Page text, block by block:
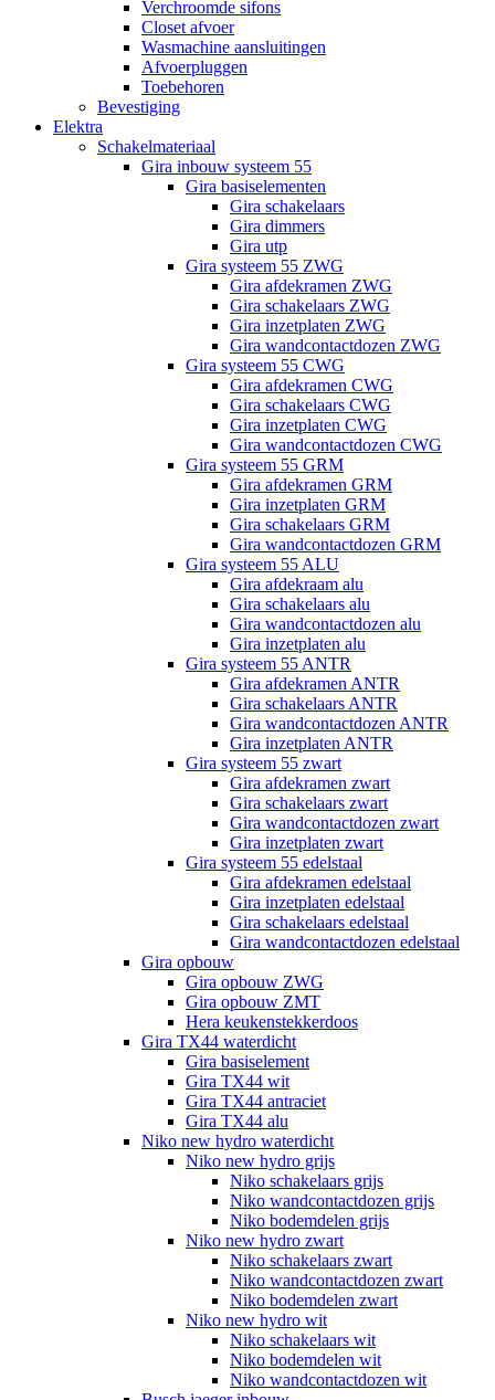
Verchroomde sifons
Closet afvoer
Wasmachine aansluitingen
Afvoerpluggen
Toebehoren
Bevestiging
Elektra
Schakelmateriaal
Gira inbouw systeem 55
Gira basiselementen
Gira schakelaars
Gira dimmers
Gira utp
Gira systeem 55 ZWG
Gira afdekramen ZWG
Gira schakelaars ZWG
Gira inzetplaten ZWG
Gira wandcontactdozen ZWG
Gira systeem 55 CWG
Gira afdekramen CWG
Gira schakelaars CWG
Gira inzetplaten CWG
Gira wandcontactdozen CWG
Gira systeem 55 GRM
Gira afdekramen GRM
Gira inzetplaten GRM
Gira schakelaars GRM
Gira wandcontactdozen GRM
Gira systeem 55 ALU
Gira afdekraam alu
Gira schakelaars alu
Gira wandcontactdozen alu
Gira inzetplaten alu
Gira systeem 55 ANTR
Gira afdekramen ANTR
Gira schakelaars ANTR
Gira wandcontactdozen ANTR
Gira inzetplaten ANTR
Gira systeem 55 zwart
Gira afdekramen zwart
Gira schakelaars zwart
Gira wandcontactdozen zwart
Gira inzetplaten zwart
Gira systeem 55 edelstaal
Gira afdekramen edelstaal
Gira inzetplaten edelstaal
Gira schakelaars edelstaal
Gira wandcontactdozen edelstaal
Gira opbouw
Gira opbouw ZWG
Gira opbouw ZMT
Hera keukenstekkerdoos
Gira TX44 waterdicht
Gira basiselement
Gira TX44 wit
Gira TX44 antraciet
Gira TX44 alu
Niko new hydro waterdicht
Niko new hydro grijs
Niko schakelaars grijs
Niko wandcontactdozen grijs
Niko bodemdelen grijs
Niko new hydro zwart
Niko schakelaars zwart
Niko wandcontactdozen zwart
Niko bodemdelen zwart
Niko new hydro wit
Niko schakelaars wit
Niko bodemdelen wit
Niko wandcontactdozen wit